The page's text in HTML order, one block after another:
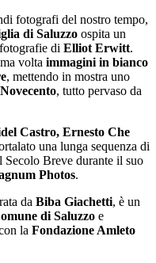
fotografi del nostro tempo,
di Saluzzo ospita un
di Elliot Erwitt.
volta immagini in bianco
, mettendo in mostra uno
Novecento, tutto pervaso da
Castro, Ernesto Che
una lunga sequenza di
Secolo Breve durante il suo
Photos.
da Biba Giachetti, è un
di Saluzzo e
la Fondazione Amleto